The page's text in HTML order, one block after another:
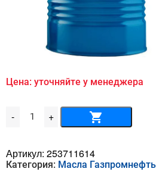
Цена: уточняйте у менеджера
- Количество
товара
марка
1
205л
+
Артикул: 253711614
Категория: Масла Газпромнефть